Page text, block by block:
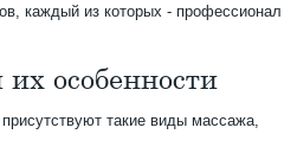
каждый из которых - профессионал
особенности
такие виды массажа,